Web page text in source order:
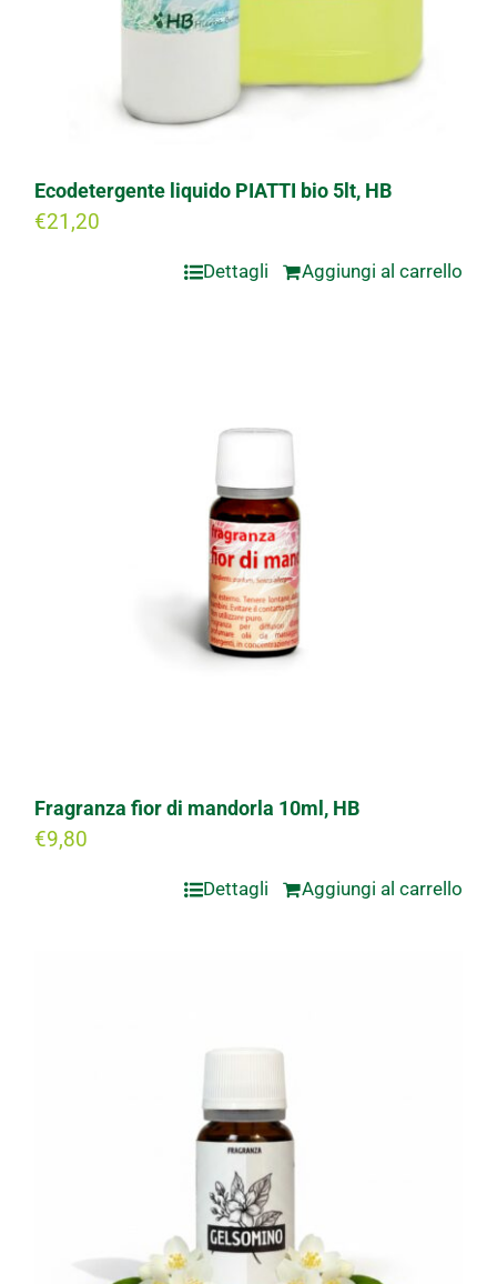
Ecodetergente liquido PIATTI bio 5lt, HB
€21,20
Aggiungi al carrello
Dettagli
Fragranza fior di mandorla 10ml, HB
€9,80
Aggiungi al carrello
Dettagli